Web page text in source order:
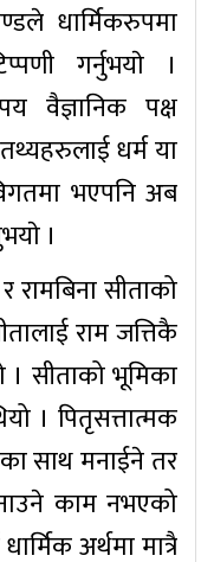
धार्मिकरुपमा
गर्नुभयाे ।
वैज्ञानिक पक्ष
धर्म या
भएपनि अब
।
रामबिना सीताको
राम जत्तिकै
। सीताको भूमिका
। पितृसत्तात्मक
साथ मनाईने तर
काम नभएको
अर्थमा मात्रै